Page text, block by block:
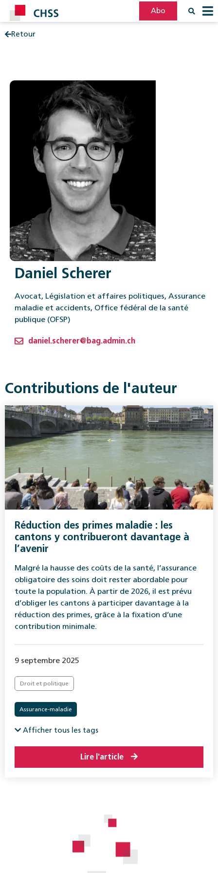
Abo
Retour
Daniel Scherer
Avocat, Législation et affaires politiques, Assurance
maladie et accidents, Office fédéral de la santé
publique (OFSP)
daniel.scherer@bag.admin.ch
Contributions de l'auteur
Réduction des primes maladie : les
cantons y contribueront davantage à
l’avenir
Malgré la hausse des coûts de la santé, l’assurance
obligatoire des soins doit rester abordable pour
toute la population. À partir de 2026, il est prévu
d’obliger les cantons à participer davantage à la
réduction des primes, grâce à la fixation d’une
contribution minimale.
9 septembre 2025
Droit et politique
Assurance-maladie
Afficher tous les tags
Lire l'article